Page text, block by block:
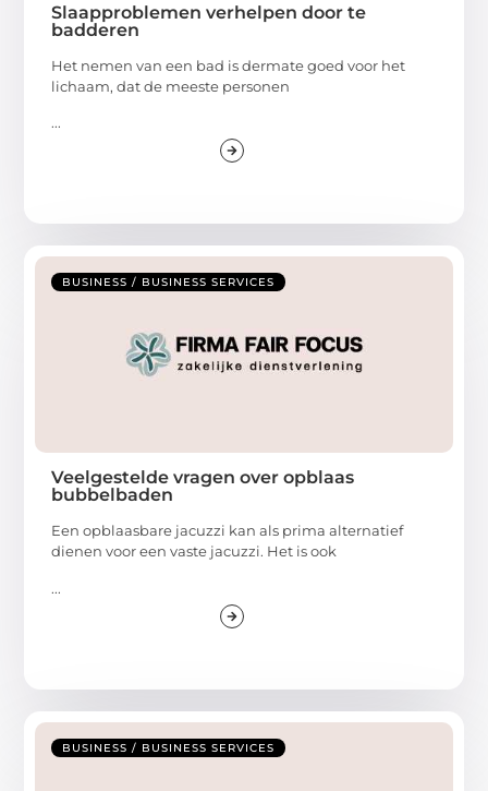
Slaapproblemen verhelpen door te
badderen
Het nemen van een bad is dermate goed voor het
lichaam, dat de meeste personen
...
BUSINESS / BUSINESS SERVICES
Veelgestelde vragen over opblaas
bubbelbaden
Een opblaasbare jacuzzi kan als prima alternatief
dienen voor een vaste jacuzzi. Het is ook
...
BUSINESS / BUSINESS SERVICES